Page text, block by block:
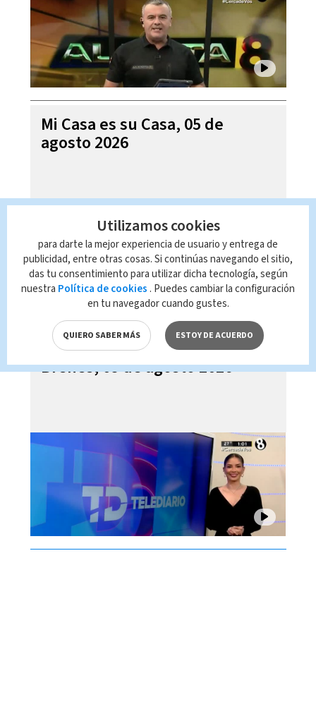
Mi Casa es su Casa, 05 de
agosto 2026
Telediario En Directo con Paula
Brenes, 05 de agosto 2026
Utilizamos cookies
para darte la mejor experiencia de usuario y entrega de
publicidad, entre otras cosas. Si continúas navegando el sitio,
das tu consentimiento para utilizar dicha tecnología, según
nuestra Política de cookies . Puedes cambiar la configuración
en tu navegador cuando gustes.
QUIERO SABER MÁS ESTOY DE ACUERDO